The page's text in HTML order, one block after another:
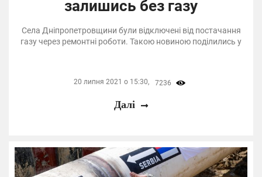
залишись без газу
Села Дніпропетровщини були відключені від постачання
газу через ремонтні роботи. Такою новиною поділились у
20 липня 2021 о 15:30, 7236
Далі